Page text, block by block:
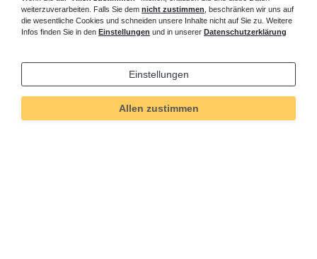
weiterzuverarbeiten. Falls Sie dem nicht zustimmen , beschränken wir uns auf
die wesentliche Cookies und schneiden unsere Inhalte nicht auf Sie zu. Weitere
Infos finden Sie in den Einstellungen und in unserer Datenschutzerklärung
Einstellungen
Allen zustimmen